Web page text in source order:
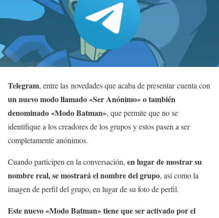
Telegram, entre las novedades que acaba de presentar cuenta con
un nuevo modo llamado «Ser Anónimo» o también
denominado «Modo Batman», que permite que no se
identifique a los creadores de los grupos y estos pasen a ser
completamente anónimos.
Cuando participen en la conversación, en lugar de mostrar su
nombre real, se mostrará el nombre del grupo, así como la
imagen de perfil del grupo, en lugar de su foto de perfil.
Este nuevo «Modo Batman» tiene que ser activado por el